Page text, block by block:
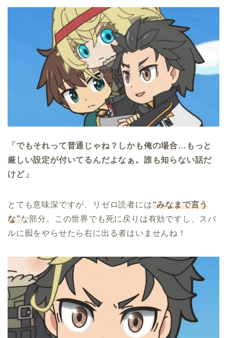
「でもそれって普通じゃね？しかも俺の場合…もっと
厳しい設定が付いてるんだよなぁ。誰も知らない話だ
けど」
とても意味深ですが、リゼロ読者には“みなまで言う
な”な部分。この世界でも死に戻りは有効ですし、スバ
ルに囮をやらせたら右に出る者はいませんね！